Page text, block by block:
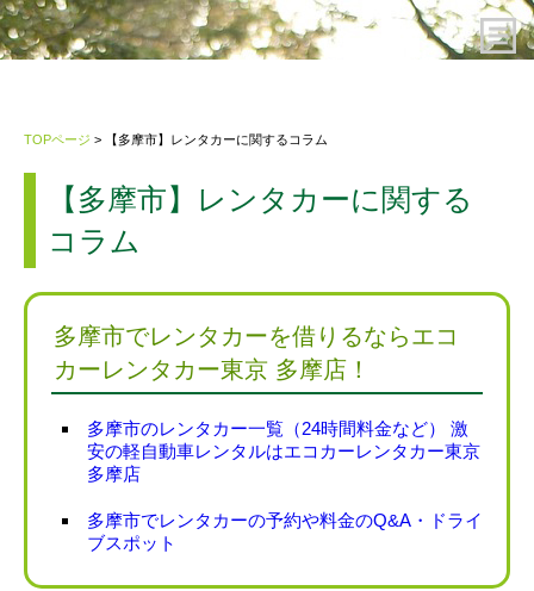
ご利用案内
会社概要
プライバシーポリシー・約款
お問い合わせ先
会員ログイン
TOPページ > 【多摩市】レンタカーに関するコラム
【多摩市】レンタカーに関する
コラム
多摩市でレンタカーを借りるならエコ
カーレンタカー東京 多摩店！
多摩市のレンタカー一覧（24時間料金など） 激
安の軽自動車レンタルはエコカーレンタカー東京
多摩店
多摩市でレンタカーの予約や料金のQ&A・ドライ
ブスポット